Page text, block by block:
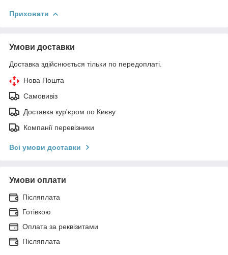
Приховати
Умови доставки
Доставка здійснюється тільки по передоплаті.
Нова Пошта
Самовивіз
Доставка кур'єром по Києву
Компанії перевізники
Всі умови доставки
Умови оплати
Післяплата
Готівкою
Оплата за реквізитами
Післяплата